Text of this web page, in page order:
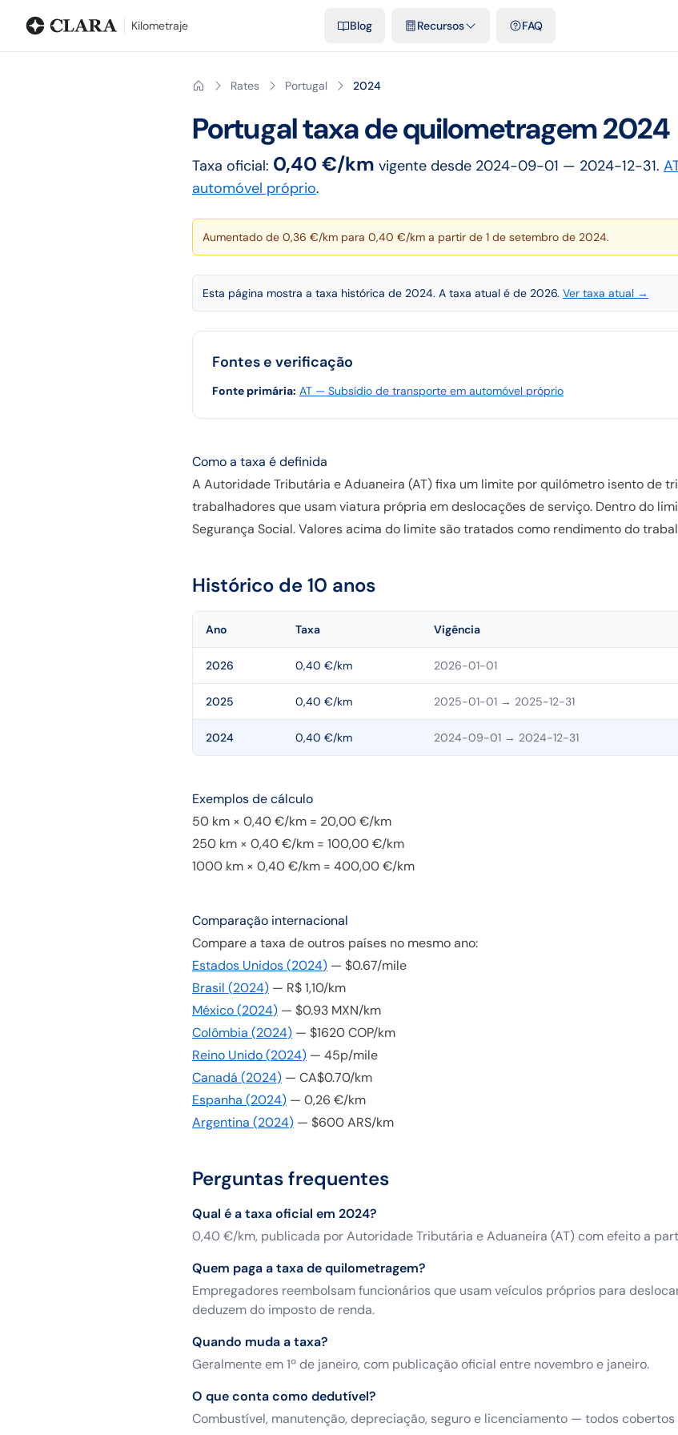
Kilometraje Blog Recursos FAQ
Rates Portugal 2024
Portugaltaxa de quilometragem2024
Taxa oficial: 0,40 €/km vigente desde 2024-09-01 — 2024-12-31.
automóvel próprio.
Aumentado de 0,36 €/km para 0,40 €/km a partir de 1 de setembro de 2024.
Esta página mostra a taxa histórica de 2024. A taxa atual é de 2026. Ver taxa atual →
Fontes e verificação
Fonte primária: AT — Subsídio de transporte em automóvel próprio
Como a taxa é definida
A Autoridade Tributária e Aduaneira (AT) fixa um limite por quilómetro isento de
trabalhadores que usam viatura própria em deslocações de serviço. Dentro do
Segurança Social. Valores acima do limite são tratados como rendimento do
Histórico de 10 anos
Ano Taxa Vigência
2026 0,40 €/km 2026-01-01
2025 0,40 €/km 2025-01-01 → 2025-12-31
2024 0,40 €/km 2024-09-01 → 2024-12-31
Exemplos de cálculo
50 km × 0,40 €/km = 20,00 €/km
250 km × 0,40 €/km = 100,00 €/km
1000 km × 0,40 €/km = 400,00 €/km
Comparação internacional
Compare a taxa de outros países no mesmo ano:
Estados Unidos(2024) — $0.67/mile
Brasil (2024) — R$ 1,10/km
México(2024) — $0.93 MXN/km
Colômbia (2024) — $1620 COP/km
Reino Unido(2024) — 45p/mile
Canadá (2024) — CA$0.70/km
Espanha (2024) — 0,26 €/km
Argentina (2024) — $600 ARS/km
Perguntas frequentes
Qual é a taxa oficial em 2024?
0,40 €/km, publicada por Autoridade Tributária e Aduaneira (AT) com efeito a
Quem paga a taxa de quilometragem?
Empregadores reembolsam funcionários que usam veículos próprios para
deduzem do imposto de renda.
Quando muda a taxa?
Geralmente em 1º de janeiro, com publicação oficial entre novembro e janeiro.
O que conta como dedutível?
Combustível, manutenção, depreciação, seguro e licenciamento — todos cobertos